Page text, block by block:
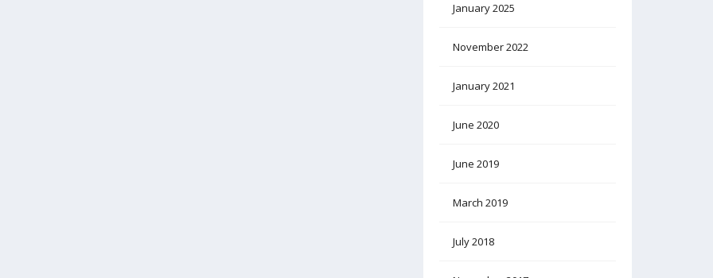
January 2025
November 2022
January 2021
June 2020
June 2019
March 2019
July 2018